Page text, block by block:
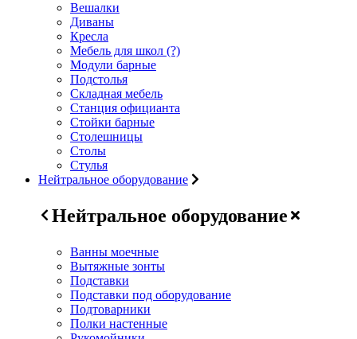
Вешалки
Диваны
Кресла
Мебель для школ (?)
Модули барные
Подстолья
Складная мебель
Станция официанта
Стойки барные
Столешницы
Столы
Стулья
Нейтральное оборудование
Нейтральное оборудование
Ванны моечные
Вытяжные зонты
Подставки
Подставки под оборудование
Подтоварники
Полки настенные